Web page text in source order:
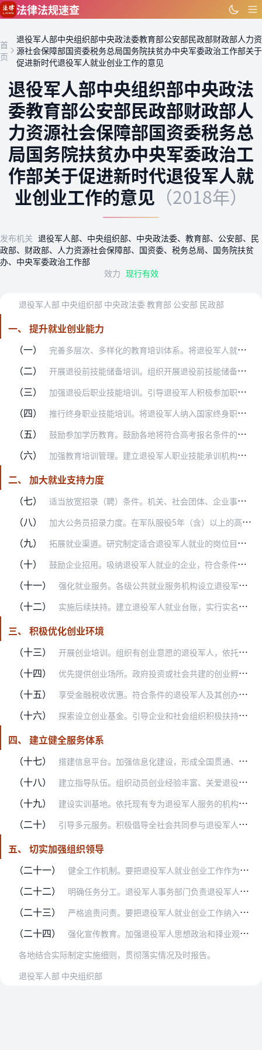
跳到主要内容
法律法规速查
首
页
退役军人部中央组织部中央政法委教育部公安部民政部财政部人力资
源社会保障部国资委税务总局国务院扶贫办中央军委政治工作部关于
促进新时代退役军人就业创业工作的意见
退役军人部中央组织部中央政法
委教育部公安部民政部财政部人
力资源社会保障部国资委税务总
局国务院扶贫办中央军委政治工
作部关于促进新时代退役军人就
业创业工作的意见 （2018年）
发布机关 退役军人部、中央组织部、中央政法委、教育部、公安部、民
政部、财政部、人力资源社会保障部、国资委、税务总局、国务院扶贫
办、中央军委政治工作部
效力 现行有效
退役军人部 中央组织部 中央政法委 教育部 公安部 民政部
一、 提升就业创业能力
（一）
完善多层次、多样化的教育培训体系。将退役军人就业创业培训纳入国家学历教育和职业教育体系，依托普通高校、职业院校（含技工院校）等教育资源，促进现役军人与退役军人教…
（二） 开展退役前技能储备培训。组织开展退役前技能储备培训和职业指导，深入开展“送政策进军营”活动，加强经济社会发展和就业形势介绍、政策咨询、心理调适、“一对一”职业规…
（三） 加强退役后职业技能培训。引导退役军人积极参加职业技能培训，退役后可选择接受一次免费（免学杂费、免住宿费、免技能鉴定费）培训，并享受培训期间生活补助。教育培训期限…
（四） 推行终身职业技能培训。将退役军人纳入国家终身职业技能培训政策和组织实施体系，鼓励用人单位定期组织退役军人参加岗位技能提升和知识更新培训。对下岗失业退役军人，及时…
（五） 鼓励参加学历教育。鼓励各地将符合高考报名条件的退役军人纳入高等职业院校单独考试招生范围。退役军人参加全国普通高考、成人高考、研究生考试，符合条件的可享受加分照顾…
（六） 加强教育培训管理。建立退役军人职业技能承训机构目录、承训企业目录和普通高校、职业学校目录，及时向社会公开并实行定期考核、动态管理。各类目录由省级退役军人事务部门…
二、 加大就业支持力度
（七）
适当放宽招录（聘）条件。机关、社会团体、企业事业单位在招收录用工作人员或聘用职工时，对退役军人的年龄和学历条件适当放宽，同等条件下优先招录聘用退役军人。
（八） 加大公务员招录力度。在军队服役5年（含）以上的高校毕业生士兵退役后可以报考面向服务基层项目人员定向考录的职位，同服务基层项目人员共享公务员定向考录计划，优先录用…
（九） 拓展就业渠道。研究制定适合退役军人就业的岗位目录，提高退役军人服务保障以及安保等岗位招录退役军人的比例，辅警岗位同等条件下优先招录退役军人。选派退役军人参与社会…
（十） 鼓励企业招用。吸纳退役军人就业的企业，符合条件的可享受相关税收优惠。对退役军人就业作出突出贡献的企业，给予表彰、奖励。
（十一） 强化就业服务。各级公共就业服务机构设立退役军人窗口或实行退役军人优先制度，为其提供便捷高效服务。县级以上地方人民政府每年至少组织2次退役军人专场招聘活动，为其就…
（十二） 实施后续扶持。建立退役军人就业台账，实行实名制管理，动态掌握就业情况，对出现下岗失业的，及时纳入再就业帮扶范围。接收退役军人的单位裁减人员的，优先留用退役军人。…
三、 积极优化创业环境
（十三）
开展创业培训。组织有创业意愿的退役军人，依托专业培训机构和大学科技园、众创空间、网络平台等，开展创业意识教育、创业项目指导、企业经营管理等培训，增强创业信心，提…
（十四） 优先提供创业场所。政府投资或社会共建的创业孵化基地和创业园区可设立退役军人专区，有条件的地区可专门建立退役军人创业孵化基地、众创空间和创业园区，并按规定落实经营…
（十五） 享受金融税收优惠。符合条件的退役军人及其创办的小微企业可申请创业担保贷款，并按国家规定享受贷款贴息。鼓励有条件的地方因地制宜加大对退役军人就业创业的支持力度。退…
（十六） 探索设立创业基金。引导企业和社会组织积极扶持退役军人创业，鼓励社会资本设立退役军人创业基金，拓宽资金保障渠道。
四、 建立健全服务体系
（十七）
搭建信息平台。加强信息化建设，形成全国贯通、实时共享、上下联动的退役军人就业创业服务信息平台，充分运用大数据，畅通信息渠道，促进供需有效对接，为退役军人就业创业…
（十八） 建立指导队伍。组织动员创业经验丰富、关爱退役军人、热心公益事业的企业家和专家学者等人员，组成退役军人就业创业指导团队，发挥其在职业规划、创业指导、吸纳就业等方面…
（十九） 建设实训基地。依托现有专为退役军人服务的机构，按照分级分类管理原则，加快建立优势互补、资源共享、专为退役军人服务的区域化实训基地，将其纳入国家政策支持范围，给予…
（二十） 引导多元服务。积极倡导全社会共同参与退役军人就业创业，把政府提供公共服务、社会力量补充服务、退役军人自我服务结合起来，支持为退役军人就业创业服务的社会组织依法开…
五、 切实加强组织领导
（二十一）
健全工作机制。要把退役军人就业创业工作作为一项政治任务摆上重要议事日程，健全工作机制，统筹协调、组织指导退役军人就业创业工作，重点做好研究制定政策、拟定实施方案…
（二十二） 明确任务分工。退役军人事务部门负责退役军人就业创业的组织协调、宣传发动、监督考评等工作。教育部门负责推荐并指导所属教育培训机构做好招生录取、教学管理、就业推荐等…
（二十三） 严格追责问责。要把退役军人就业创业工作纳入年度绩效考核内容，加强监督检查，严格追踪问效，确保政策落实落地。对在中央政策之外增设条件、提高门槛的，坚决予以清理和纠…
（二十四）
强化宣传教育。加强退役军人思想政治和择业观念教育，帮助他们尽快实现角色转换，顺利融入社会，退役不褪色、退伍不褪志，继续保持发扬人民军队的光荣传统和优良作风，在社…
各地结合实际制定实施细则，贯彻落实情况及时报告。
退役军人部 中央组织部